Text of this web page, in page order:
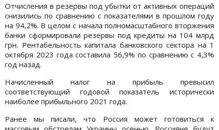
Отчисления в резервы под убытки от активных операций
снизились по сравнению с показателями в прошлом году
на 94,2%. В целом с начала полномасштабного вторжения
банки сформировали резервы под кредиты на 104 млрд
грн. Рентабельность капитала банковского сектора на 1
октября 2023 года составила 56,9% по сравнению с 4,3%
год назад.
Начисленный налог на прибыль превысил
соответствующий годовой показатель исторически
наиболее прибыльного 2021 года.
Ранее мы писали, что Россия может готовиться к